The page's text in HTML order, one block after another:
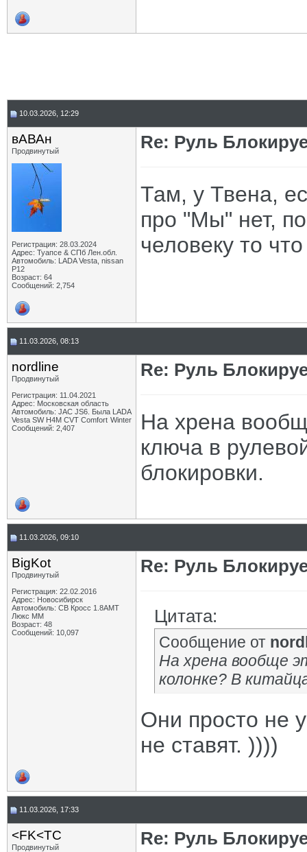
10.03.2026, 12:29
вАВАн
Продвинутый
Регистрация: 28.03.2024
Адрес: Туапсе & СПб Лен.обл.
Автомобиль: LADA Vesta, nissan
P12
Возраст: 64
Сообщений: 2,754
Re: Руль
Там, у Твена,
про "Мы" нет,
человеку то
11.03.2026, 08:13
nordline
Продвинутый
Регистрация: 11.04.2021
Адрес: Московская область
Автомобиль: JAC JS6. Была LADA
Vesta SW H4M CVT Comfort Winter
Сообщений: 2,407
Re: Руль
На хрена
ключа в
блокировки.
11.03.2026, 09:10
BigKot
Продвинутый
Регистрация: 22.02.2016
Адрес: Новосибирск
Автомобиль: СВ Кросс 1.8АМТ
Люкс ММ
Возраст: 48
Сообщений: 10,097
Re: Руль
Цитата:
Сообщение от
На хрена вообще
колонке? В
Они просто не
не ставят. ))))
11.03.2026, 17:33
<FK<TC
Продвинутый
Re: Руль